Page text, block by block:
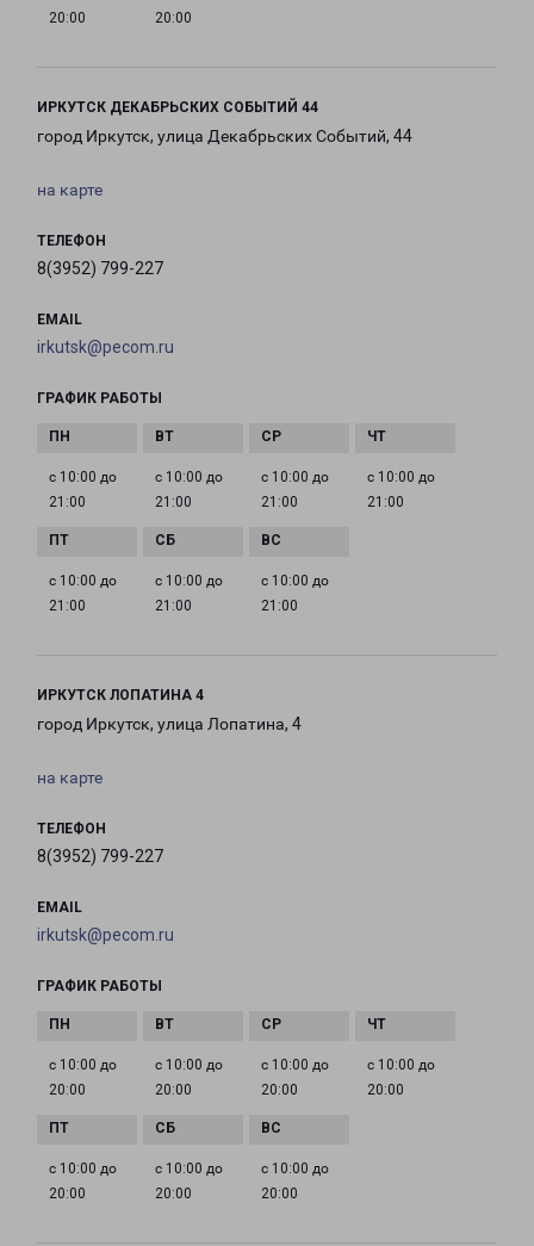
20:00
20:00
ИРКУТСК ДЕКАБРЬСКИХ СОБЫТИЙ 44
город Иркутск, улица Декабрьских Событий, 44
на карте
ТЕЛЕФОН
8(3952) 799-227
EMAIL
irkutsk@pecom.ru
ГРАФИК РАБОТЫ
с 10:00 до
21:00
с 10:00 до
21:00
с 10:00 до
21:00
с 10:00 до
21:00
с 10:00 до
21:00
с 10:00 до
21:00
с 10:00 до
21:00
ИРКУТСК ЛОПАТИНА 4
город Иркутск, улица Лопатина, 4
на карте
ТЕЛЕФОН
8(3952) 799-227
EMAIL
irkutsk@pecom.ru
ГРАФИК РАБОТЫ
с 10:00 до
20:00
с 10:00 до
20:00
с 10:00 до
20:00
с 10:00 до
20:00
с 10:00 до
20:00
с 10:00 до
20:00
с 10:00 до
20:00